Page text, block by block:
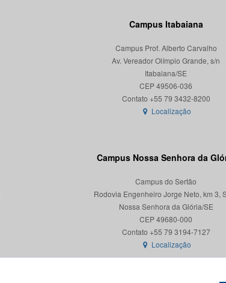
Campus Itabaiana
Campus Prof. Alberto Carvalho
Av. Vereador Olímpio Grande, s/n
Itabaiana/SE
CEP 49506-036
Localização
Campus Nossa Senhora da
Campus do Sertão
Rodovia Engenheiro Jorge Neto, km 3,
Nossa Senhora da Glória/SE
CEP 49680-000
Contato +55 79 3194-7127
Localização